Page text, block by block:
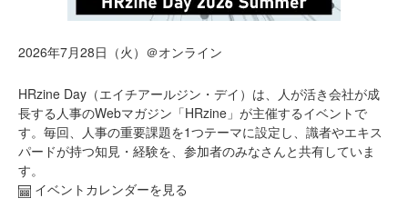
2026年7月28日（火）＠オンライン
HRzine Day（エイチアールジン・デイ）は、人が活き会社が成
長する人事のWebマガジン「HRzine」が主催するイベントで
す。毎回、人事の重要課題を1つテーマに設定し、識者やエキス
パードが持つ知見・経験を、参加者のみなさんと共有していま
す。
イベントカレンダーを見る